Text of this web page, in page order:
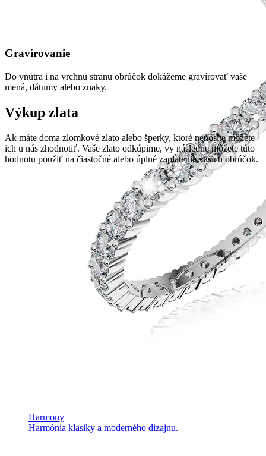
Harmony
Harmónia klasiky a moderného dizajnu.
Gravírovanie
Do vnútra i na vrchnú stranu obrúčok dokážeme gravírovať vaše
mená, dátumy alebo znaky.
Výkup zlata
Ak máte doma zlomkové zlato alebo šperky, ktoré nenosíte môžete
ich u nás zhodnotiť. Vaše zlato odkúpime, vy následne môžete túto
hodnotu použiť na čiastočné alebo úplné zaplatenie vašich obrúčok.